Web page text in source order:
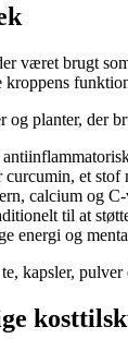
været brugt
kroppens
planter, der
curcumin, et stof
calcium og
til at
energi og
kapsler,